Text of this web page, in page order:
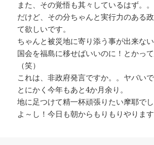
また、その覚悟も其々しているはず。。
だけど、その分ちゃんと実行力のある
て欲しいです。
ちゃんと被災地に寄り添う事が出来な
国会を福島に移せばいいのに！とかっ
（笑）
これは、非政府発言ですか。。ヤバい
とにかく今年もあと4か月余り。
地に足つけて精一杯頑張りたい摩耶で
よ～し！今日も朝からもりもりやります